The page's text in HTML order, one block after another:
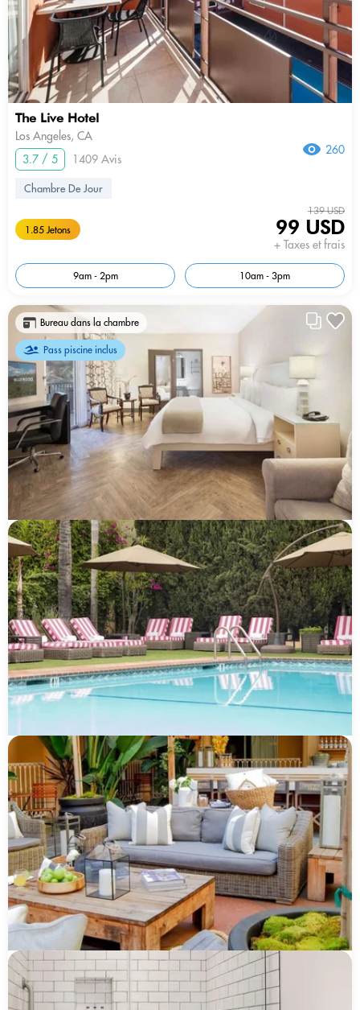
The Live Hotel
Los Angeles, CA
3.7 / 5
1409 Avis
260
Chambre De Jour
1.85 Jetons
139 USD
99 USD
+ Taxes et frais
9am - 2pm 10am - 3pm
Bureau dans la chambre
Pass piscine inclus